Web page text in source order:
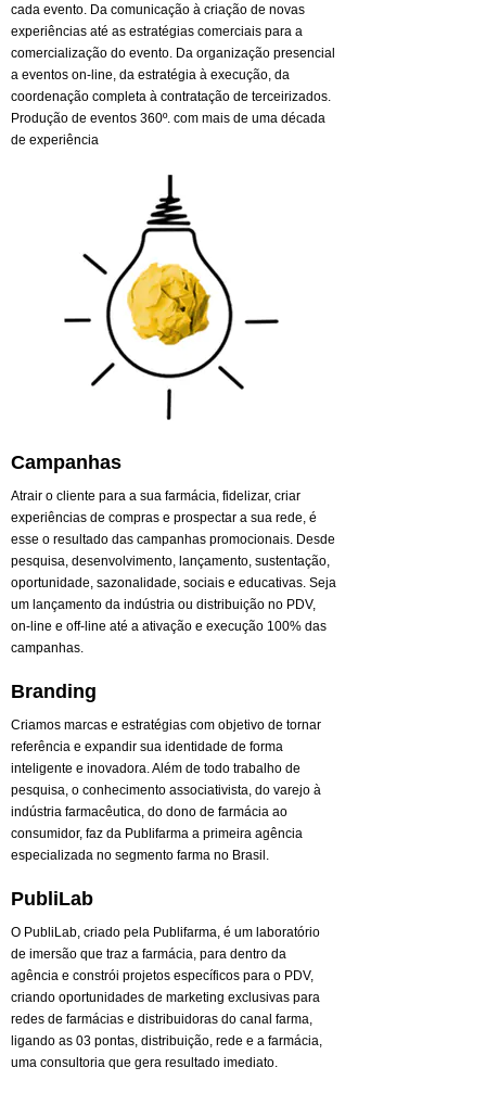
cada evento. Da comunicação à criação de novas
experiências até as estratégias comerciais para a
comercialização do evento. Da organização presencial
a eventos on-line, da estratégia à execução, da
coordenação completa à contratação de terceirizados.
Produção de eventos 360º. com mais de uma década
de experiência
Campanhas
Atrair o cliente para a sua farmácia, fidelizar, criar
experiências de compras e prospectar a sua rede, é
esse o resultado das campanhas promocionais. Desde
pesquisa, desenvolvimento, lançamento, sustentação,
oportunidade, sazonalidade, sociais e educativas. Seja
um lançamento da indústria ou distribuição no PDV,
on-line e off-line até a ativação e execução 100% das
campanhas.
Branding
Criamos marcas e estratégias com objetivo de tornar
referência e expandir sua identidade de forma
inteligente e inovadora. Além de todo trabalho de
pesquisa, o conhecimento associativista, do varejo à
indústria farmacêutica, do dono de farmácia ao
consumidor, faz da Publifarma a primeira agência
especializada no segmento farma no Brasil.
PubliLab
O PubliLab, criado pela Publifarma, é um laboratório
de imersão que traz a farmácia, para dentro da
agência e constrói projetos específicos para o PDV,
criando oportunidades de marketing exclusivas para
redes de farmácias e distribuidoras do canal farma,
ligando as 03 pontas, distribuição, rede e a farmácia,
uma consultoria que gera resultado imediato.